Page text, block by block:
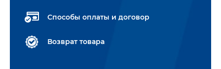
Способы оплаты и договор
Возврат товара